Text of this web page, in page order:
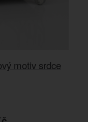
motiv srdce